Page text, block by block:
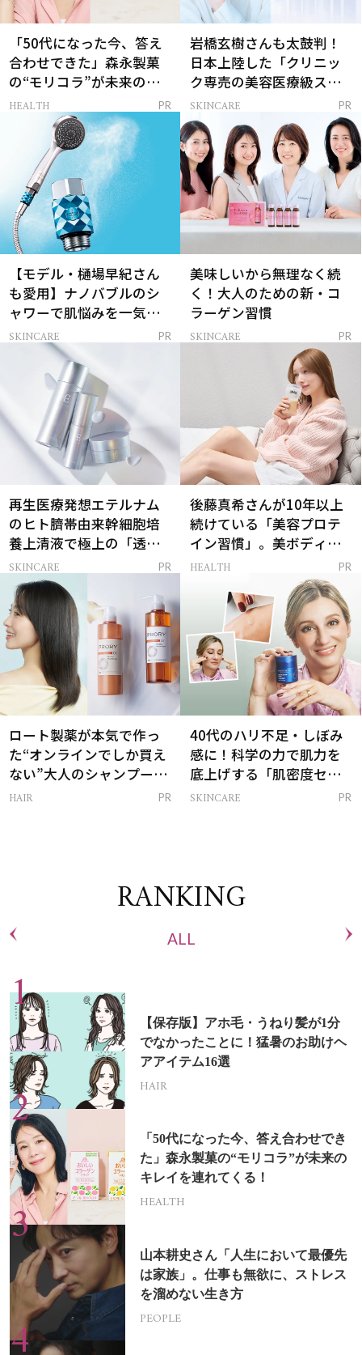
「50代になった今、答え
合わせできた」森永製菓
の“モリコラ”が未来のキ
レイを連れてくる！
HEALTH PR
岩橋玄樹さんも太鼓判！
日本上陸した「クリニッ
ク専売の美容医療級スキ
ンケア」
SKINCARE PR
【モデル・樋場早紀さん
も愛用】ナノバブルのシ
ャワーで肌悩みを一気に
解決
SKINCARE PR
美味しいから無理なく続
く！大人のための新・コ
ラーゲン習慣
SKINCARE PR
再生医療発想エテルナム
のヒト臍帯由来幹細胞培
養上清液で極上の「透明
感ハリ肌」へ
SKINCARE PR
後藤真希さんが10年以上
続けている「美容プロテ
イン習慣」。美ボディを
支える朝ルーティンと
HEALTH PR
ロート製薬が本気で作っ
た“オンラインでしか買え
ない”大人のシャンプー＆
トリートメントって？
HAIR PR
40代のハリ不足・しぼみ
感に！科学の力で肌力を
底上げする「肌密度セラ
ム」
SKINCARE PR
RANKING
ALL
【保存版】アホ毛・うねり髪が1分
でなかったことに！猛暑のお助けヘ
アアイテム16選
HAIR
「50代になった今、答え合わせでき
た」森永製菓の“モリコラ”が未来の
キレイを連れてくる！
HEALTH
山本耕史さん「人生において最優先
は家族」。仕事も無欲に、ストレス
を溜めない生き方
PEOPLE